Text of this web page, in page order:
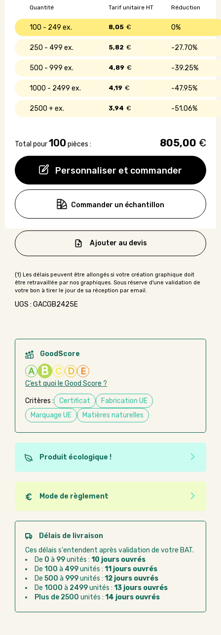
Personnaliser et commander
Quantité Réduction
Tarif unitaire HT
100 - 249 0%
8,05 €
250 - 499 27.70%
5,82 €
500 - 999 39.25%
4,89 €
1000 - 2499 47.95%
4,19 €
2500 + 51.06%
3,94 €
Total pour100 pièces : 805,00 €
Commander un échantillon
Ajouter au devis
UGS : GACGB2425E
GoodScore
A B C D E
C’est quoi le Good Score ?
Critères : Certificat
Fabrication UE
Marquage UE
Matières naturelles
Produit écologique !
Ce produit est éco-conçu, il a été fabriqué à partir de
matériaux recyclés ou recyclables. Ces produits
peuvent plus facilement obtenir une seconde vie
après utilisation. L'origine de fabrication du produit
n'entre pas dans les critères d'éco-conception.
Mode de règlement
Quel que soit le mode de règlement, vous pouvez
passer commande en ligne sur Good Act.
Paiement CB :paiement sécurisé par carte
Virement bancaire :règlement sur facture
après la commande
Chorus Pro :règlement par mandat
administratif après la commande
Délais de livraison
Ces délais s'entendent après validation de votre BAT.
De 0 à 99unités : 10 jours ouvrés
De 100 à 499unités : 11 jours ouvrés
De 500 à 999unités : 12 jours ouvrés
De 1000 à 2499unités : 13 jours ouvrés
Plus de 2500 unités : 14 jours ouvrés